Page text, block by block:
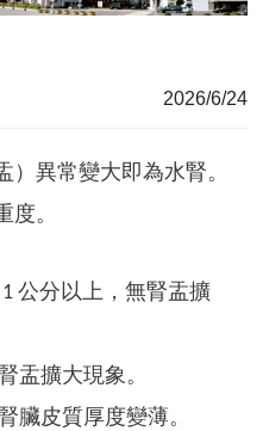
2026/6/24
異常變大即為水腎。
度。
公分以上，無腎盂擴
盂擴大現象。
臟皮質厚度變薄。